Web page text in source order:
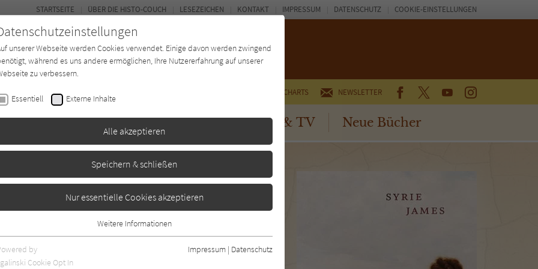
CHARTS NEWSLETTER FACEBOOKTWITTERYOUTUBEINSTAGRAM
Buchtyp Autor*in Magazin Kino & TV Neue Bücher
STARTSEITE ÜBER DIE HISTO-COUCH LESEZEICHEN KONTAKT IMPRESSUM DATENSCHUTZ COOKIE-EINSTELLUNGEN
der Jane
unserer Webseite werden Cookies verwendet. Einige davon werden zwingend
während es uns andere ermöglichen, Ihre Nutzererfahrung auf unserer
zu verbessern.
Essentiell Externe Inhalte
Alle akzeptieren
Speichern & schließen
Nur essentielle Cookies akzeptieren
Essentielle Cookies werden für grundlegende Funktionen der Webseite
benötigt. Dadurch ist gewährleistet, dass die Webseite einwandfrei
Weitere Informationen
by
Cookie Opt In
Impressum | Datenschutz